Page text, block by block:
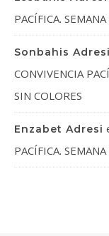
PACÍFICA.
Sonbahis Adresi
CONVIVENCIA
SIN COLORES
Enzabet Adresi
PACÍFICA.